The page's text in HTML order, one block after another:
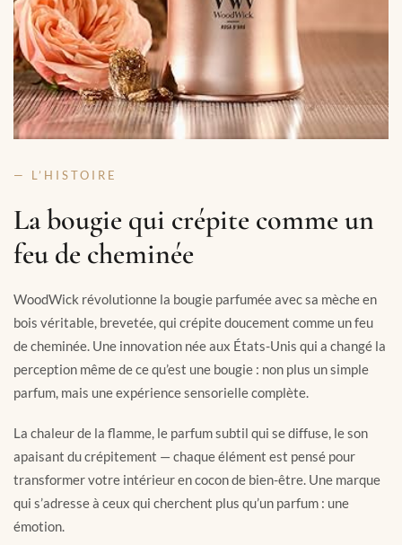
— L’HISTOIRE
La bougie qui crépite comme un
feu de cheminée
WoodWick révolutionne la bougie parfumée avec sa mèche en
bois véritable, brevetée, qui crépite doucement comme un feu
de cheminée. Une innovation née aux États-Unis qui a changé la
perception même de ce qu’est une bougie : non plus un simple
parfum, mais une expérience sensorielle complète.
La chaleur de la flamme, le parfum subtil qui se diffuse, le son
apaisant du crépitement — chaque élément est pensé pour
transformer votre intérieur en cocon de bien-être. Une marque
qui s’adresse à ceux qui cherchent plus qu’un parfum : une
émotion.